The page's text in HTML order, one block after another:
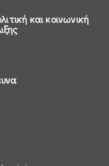
και κοινωνική